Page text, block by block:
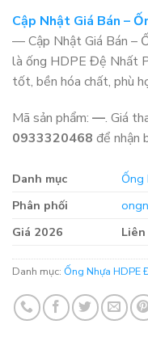
Cập Nhật Giá Bán –
— Cập Nhật Giá Bán –
là ống HDPE Đệ Nhất
tốt, bền hóa chất, phù
Mã sản phẩm: —. Giá
0933320468 để nhận
Danh mục
Ống
Phân phối
Giá 2026
Danh mục: Ống Nhựa HDPE